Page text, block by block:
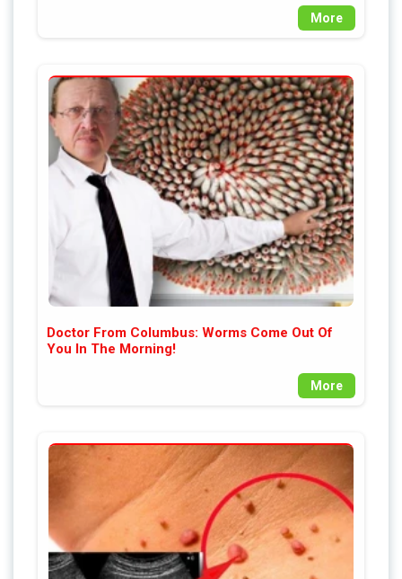
More
Doctor From Columbus: Worms Come Out Of
You In The Morning!
More